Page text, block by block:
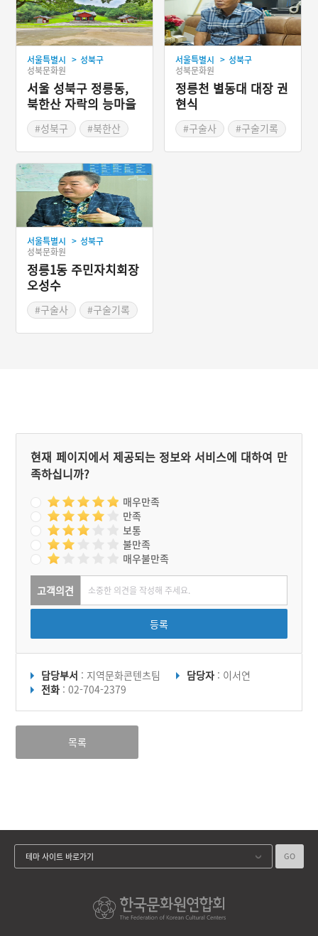
서울특별시 > 성북구
성북문화원
서울 성북구 정릉동,
북한산 자락의 능마을
#성북구
#북한산
서울특별시 > 성북구
성북문화원
정릉천 별동대 대장 권
현식
#구술사
#구술기록
서울특별시 > 성북구
성북문화원
정릉1동 주민자치회장
오성수
#구술사
#구술기록
현재 페이지에서 제공되는 정보와 서비스에 대하여 만
족하십니까?
매우만족
만족
보통
불만족
매우불만족
고객의견
등록
담당부서 : 지역문화콘텐츠팀 담당자 : 이서연
전화 : 02-704-2379
목록
테마 사이트 바로가기 GO